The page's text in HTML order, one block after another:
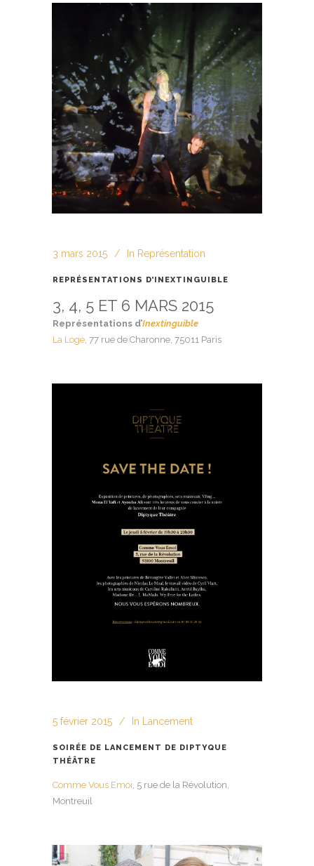
3 mars 2015 In Représentation
REPRÉSENTATIONS D’INEXTINGUIBLE
3, 4, 5 ET 6 MARS 2015
Représentations d’Inextinguible
La Loge, 77 rue de Charonne, 75011 Paris
5 février 2015 In Lancement
SOIRÉE DE LANCEMENT DE DIPTYQUE
THÉÂTRE
Comme Vous Emoi, 5 rue de la Révolution,
Montreuil